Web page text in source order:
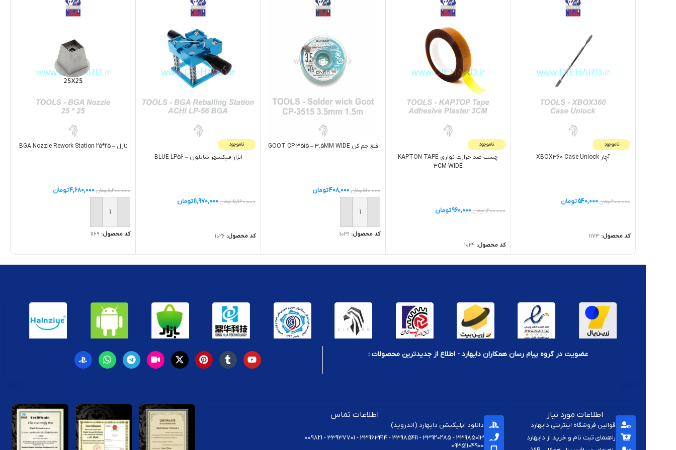
ناموجود
آچار XBOX360 Case Unlock
600,000تومان 540,000تومان
کد محصول: 1173
ناموجود
چسب ضد حرارت نواری KAPTON TAPE
3CM WIDE
1,200,000تومان 960,000تومان
کد محصول: 1024
قلع جم کن GOOT CP-3515 – 3.5MM WIDE
510,000تومان 408,000تومان
افزودن به سبد خرید
کد محصول: 1031
ناموجود
ابزار فيکسچر شابلون – BLUE LP56
15,960,000تومان 11,970,000تومان
کد محصول:1026
نازل – BGA Nozzle Rework Station 25*25
5,200,000تومان 4,680,000تومان
افزودن به سبد خرید
کد محصول: 1169
عضویت در گروه پیام رسان همکاران دایهارد - اطلاع از جدیدترین محصولات :
اطلاعات مورد نیاز
قوانین فروشگاه اینترنتی دایهارد
راهنمای ثبت نام و خرید از دایهارد
اطلاعات تماس
دانلود اپلیکیشن دایهارد (اندروید)
33985013 - 33920285 - 33985411 - 33963414 - 33937701 - 009821
09351104900